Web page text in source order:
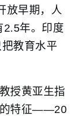
放早期，人
2.5年。印度
教育水平
授黄亚生指
的特征——20